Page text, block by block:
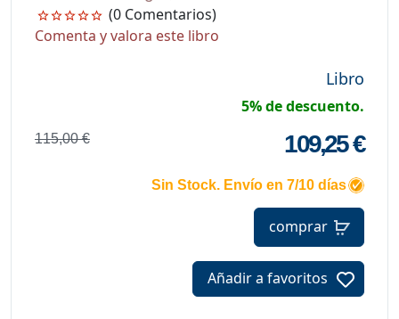
(0 Comentarios)
Comenta y valora este libro
Libro
5% de descuento.
115,00 € 109,25 €
Sin Stock. Envío en 7/10 días
comprar
Añadir a favoritos